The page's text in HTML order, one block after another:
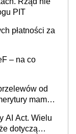
PIT
płatności za
– na co
od
mamy
AI Act. Wielu
dotyczą